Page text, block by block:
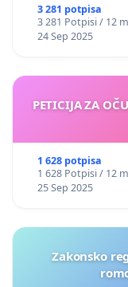
3 281 potpisa
3 281 Potpisi / 12
24 Sep 2025
PETICIJA ZA
1 628 potpisa
1 628 Potpisi / 12
25 Sep 2025
Zakonsko